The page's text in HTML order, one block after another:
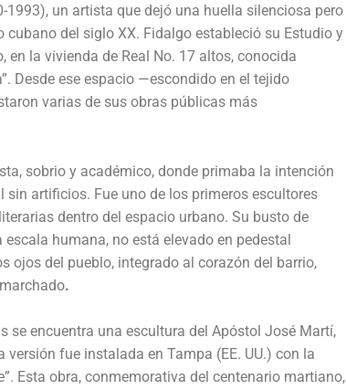
1993), un artista que dejó una huella silenciosa pero
del siglo XX. Fidalgo estableció su Estudio y
en la vivienda de Real No. 17 altos, conocida
Desde ese espacio —escondido en el tejido
varias de sus obras públicas más
sobrio y académico, donde primaba la intención
artificios. Fue uno de los primeros escultores
dentro del espacio urbano. Su busto de
humana, no está elevado en pedestal
ojos del pueblo, integrado al corazón del barrio,
.
se encuentra una escultura del Apóstol José Martí,
versión fue instalada en Tampa (EE. UU.) con la
Esta obra, conmemorativa del centenario martiano,